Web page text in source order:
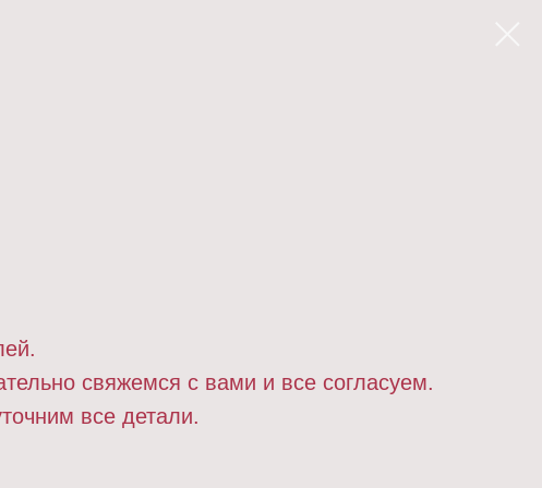
свяжемся с вами и все согласуем.
все детали.